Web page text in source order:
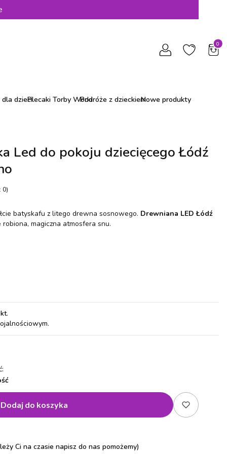
dzieciPlecaki Torby WorkiPodróże z dzieckiemNowe produkty
Led do pokoju dziecięcego Łódź
0)
batyskafu z litego drewna sosnowego. Drewniana LED Łódź
magiczna atmosfera snu.
.
Dodaj do koszyka
Ci na czasie napisz do nas pomożemy)